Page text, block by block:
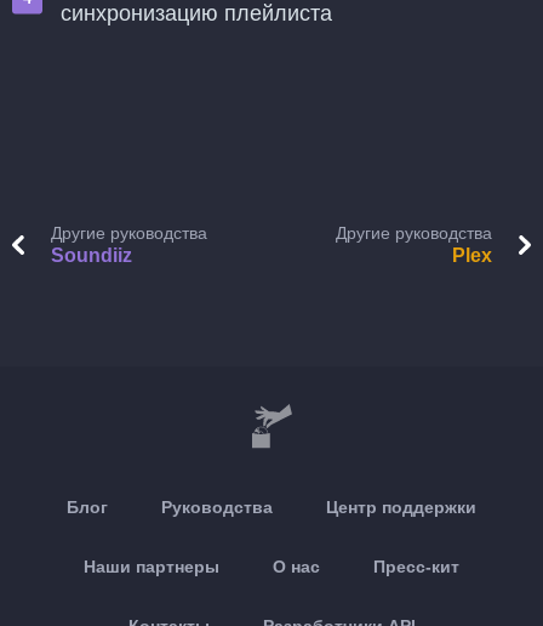
синхронизацию плейлиста
Другие руководства
Soundiiz
Другие руководства
Plex
Блог Руководства Центр поддержки
Наши партнеры О нас Пресс-кит